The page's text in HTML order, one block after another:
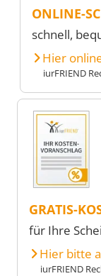
ONLINE-
schnell,
Hier
iurFRIEND
GRATIS-
für Ihre
Hier bitte
iurFRIEND